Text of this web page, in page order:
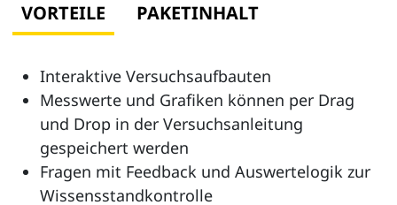
VORTEILE PAKETINHALT
Interaktive Versuchsaufbauten
Messwerte und Grafiken können per Drag
und Drop in der Versuchsanleitung
gespeichert werden
Fragen mit Feedback und Auswertelogik zur
Wissensstandkontrolle